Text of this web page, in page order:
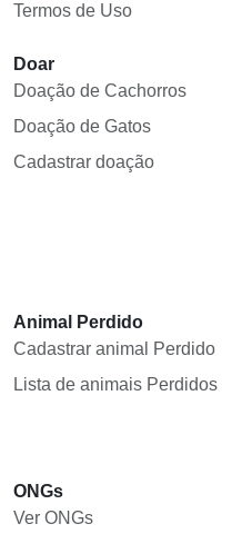
Termos de Uso
Doar
Doação de Cachorros
Doação de Gatos
Cadastrar doação
Animal Perdido
Cadastrar animal Perdido
Lista de animais Perdidos
ONGs
Ver ONGs